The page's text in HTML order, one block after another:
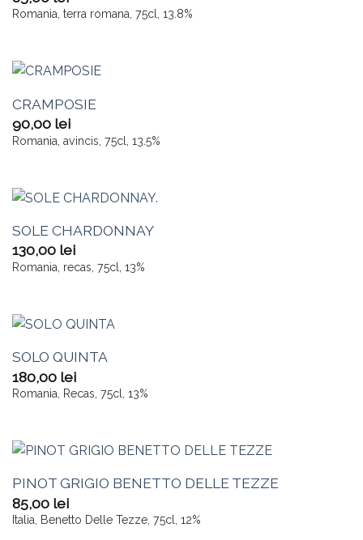
Romania, terra romana, 75cl, 13.8%
CRAMPOSIE
90,00 lei
Romania, avincis, 75cl, 13.5%
SOLE CHARDONNAY
130,00 lei
Romania, recas, 75cl, 13%
SOLO QUINTA
180,00 lei
Romania, Recas, 75cl, 13%
PINOT GRIGIO BENETTO DELLE TEZZE
85,00 lei
Italia, Benetto Delle Tezze, 75cl, 12%